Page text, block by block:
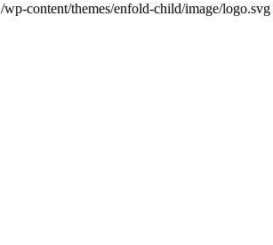
/wp-content/themes/enfold-child/image/logo.svg